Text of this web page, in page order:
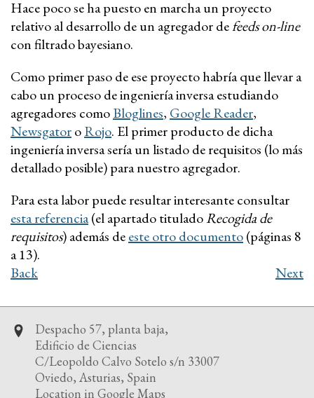
Hace poco se ha puesto en marcha un proyecto
relativo al desarrollo de un agregador defeedson-line
con filtrado bayesiano.
Como primer paso de ese proyecto habría que llevar a
cabo un proceso de ingeniería inversa estudiando
agregadores comoBloglines, Google Reader,
NewsgatoroRojo. El primer producto de dicha
ingeniería inversa sería un listado de requisitos (lo más
detallado posible) para nuestro agregador.
Para esta labor puede resultar interesante consultar
esta referencia(el apartado tituladoRecogida de
requisitos) además deeste otro documento(páginas 8
a 13).
Back
Next
Despacho 57, planta baja,
Edificio de Ciencias
C/Leopoldo Calvo Sotelo s/n 33007
Oviedo, Asturias, Spain
Location in Google Maps